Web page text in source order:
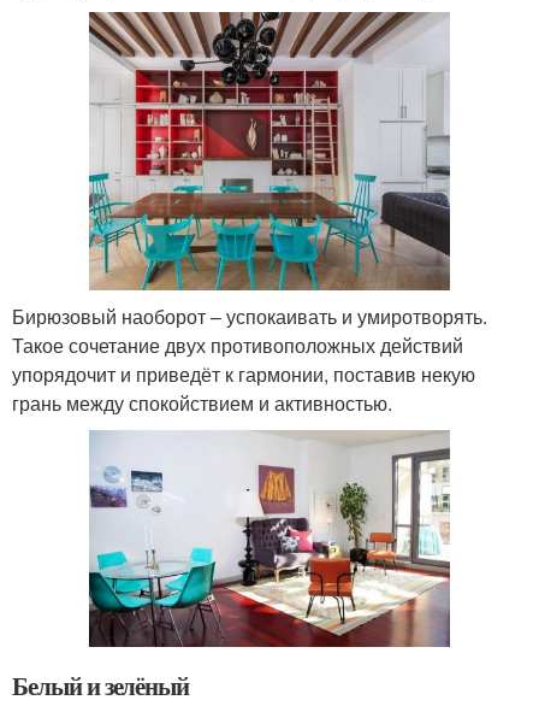
Бирюзовый наоборот – успокаивать и умиротворять.
Такое сочетание двух противоположных действий
упорядочит и приведёт к гармонии, поставив некую
грань между спокойствием и активностью.
Белый и зелёный